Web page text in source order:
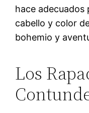
hace adecuados
cabello y color
bohemio y
Los